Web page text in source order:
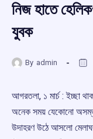
নিজ হাতে
যুবক
By admin
আগরতলা, ১ মার্চ : ইচ্ছা
অনেক সময় যেকোনো
উদাহরণ উঠে আসলো